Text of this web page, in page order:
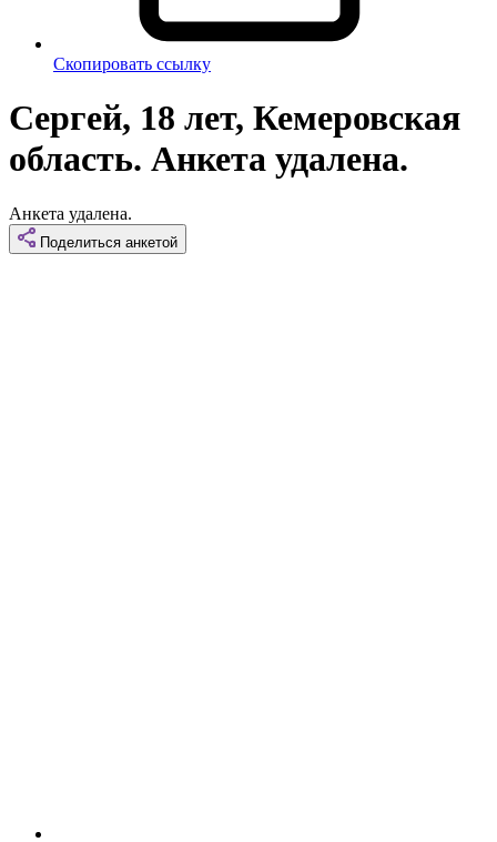
Скопировать ссылку
Сергей, 18 лет, Кемеровская
область. Анкета удалена.
Анкета удалена.
Поделиться анкетой